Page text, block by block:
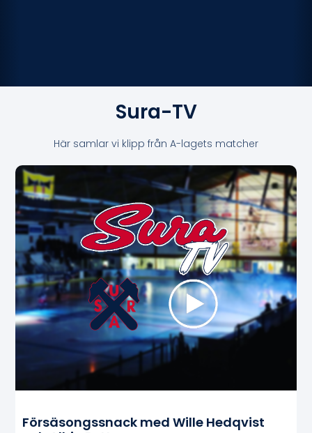
Sura-TV
Här samlar vi klipp från A-lagets matcher
Försäsongssnack med Wille Hedqvist